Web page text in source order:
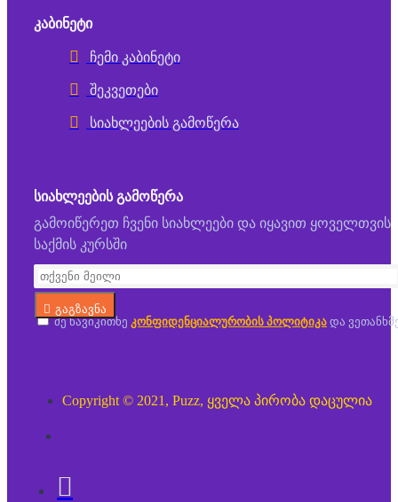
ᲙᲐᲑᲘᲜᲔᲢᲘ
ჩემი კაბინეტი
შეკვეთები
სიახლეების გამოწერა
ᲡᲘᲐᲮᲚᲔᲔᲑᲘᲡ ᲒᲐᲛᲝᲬᲔᲠᲐ
გამოიწერეთ ჩვენი სიახლეები და იყავით ყოველთვის
საქმის კურსში
გაგზავნა
მე წავიკითხე კონფიდენციალურობის პოლიტიკა და
Copyright © 2021, Puzz, ყველა პირობა დაცულია